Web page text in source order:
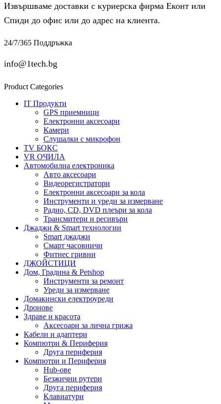
Извършваме доставки с куриерска фирма Еконт или
Спиди до офис или до адрес на клиента.
24/7/365 Поддръжка
info@1tech.bg
Product Categories
IT Продукти
GPS приемници
Електронни аксесоари
Камери
Слушалки с микрофон
TV БОКС
VR ОЧИЛА
Автомобилна електроника
Авто аксесоари
Видеорегистратори
Електронни аксесоари за кола
Инструменти и уреди за измерване
Радио, CD, DVD плеъри за кола
Трансмитери и ресивъри
Джаджи & Smart технологии
Smart джаджи
Смарт часовничи
Фитнес гривни
ДЖОЙСТИЦИ
Дом, Градина & Petshop
Инструменти за ремонт
Уреди за измерване
Домакински електроуреди
Дронове
Здраве и красота
Аксесоари за лична грижа
Кабели и адаптери
Компютри & Периферия
Друга периферия
Компютри и Периферия
Hub-ове
Безжични рутери
Друга периферия
Клавиатури